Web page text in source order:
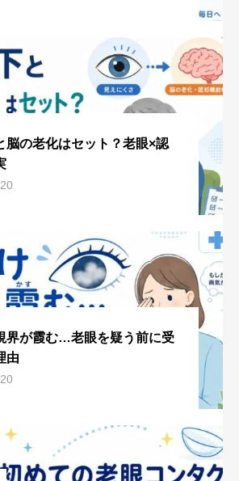
脳の老化はセット？老眼×認
界が霞む…老眼を疑う前に受
由